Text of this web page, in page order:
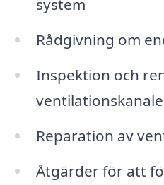
system
Rådgivning om
Inspektion och
Reparation av
Åtgärder för att